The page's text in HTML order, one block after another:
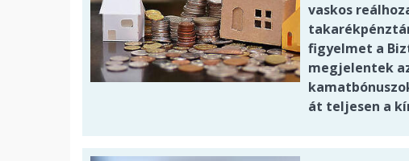
vaskos
figyelmet a
megjelentek
át teljesen a